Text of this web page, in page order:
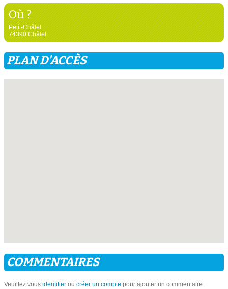
Où ?
Petit-Châtel
74390 Châtel
PLAN D'ACCÈS
COMMENTAIRES
Veuillez vous identifier ou créer un compte pour ajouter un commentaire.